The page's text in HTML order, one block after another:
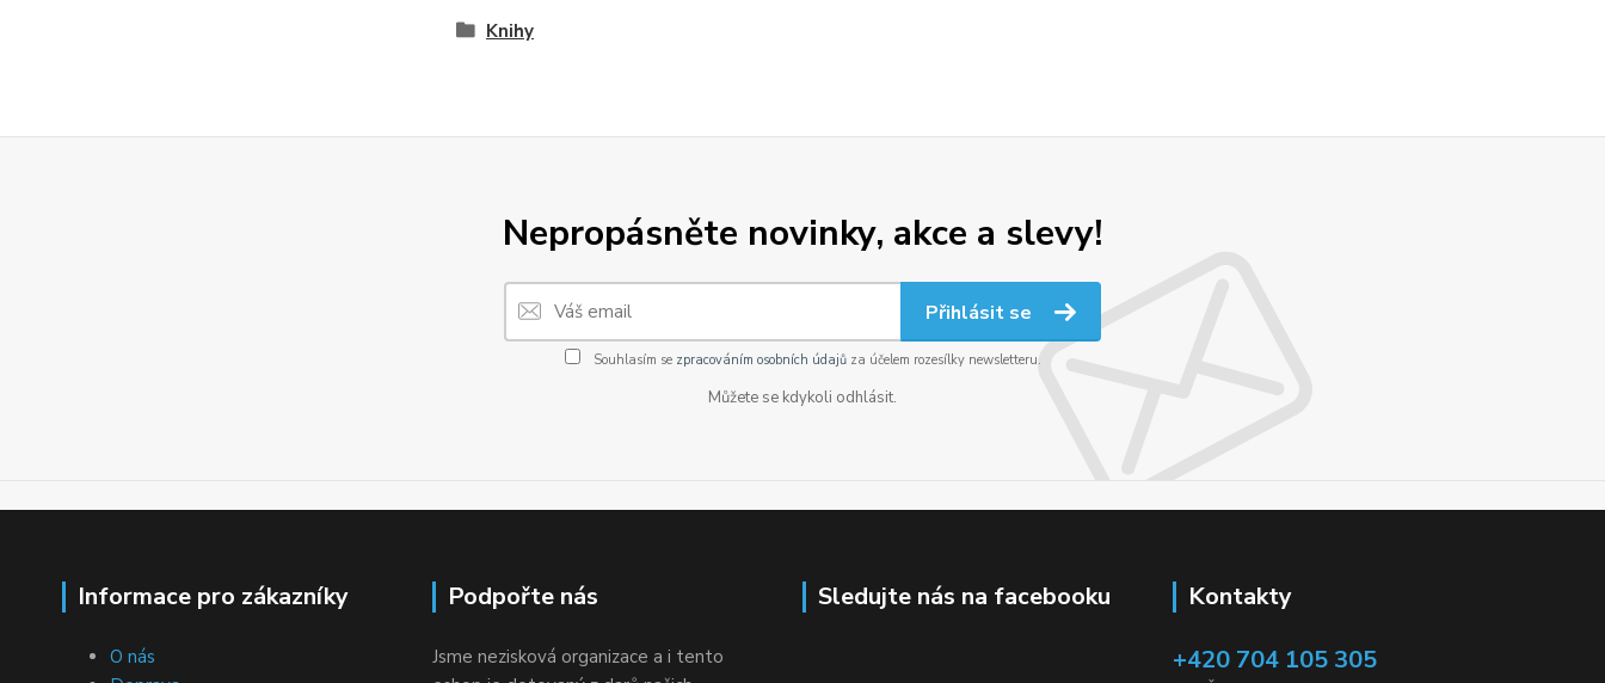
Knihy
Nepropásněte novinky, akce a slevy!
Přihlásit se
Souhlasím se zpracováním osobních údajůza účelem rozesílky newsletteru.
Můžete se kdykoli odhlásit.
Informace pro zákazníky
O nás
Podpořte nás
Jsme nezisková organizace a i tento
Sledujte nás na facebooku
Kontakty
+420 704 105 305